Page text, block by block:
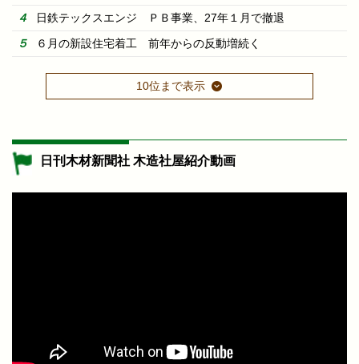
日鉄テックスエンジ ＰＢ事業、27年１月で撤退
６月の新設住宅着工 前年からの反動増続く
10位まで表示
日刊木材新聞社 木造社屋紹介動画